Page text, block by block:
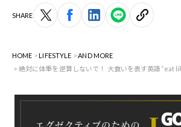
SHARE
HOME LIFESTYLE
AND MORE
絶対に体重を逆算しないで！ 大食いを表す英語“eat